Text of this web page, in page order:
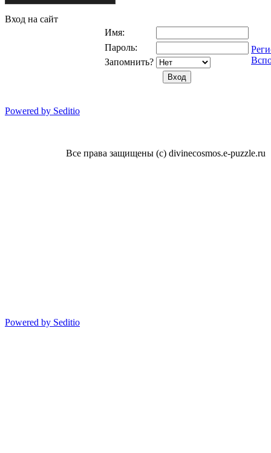
Вход на сайт
Имя:
Пароль:
Запомнить?
Powered by Seditio
Все права защищены (с) divinecosmos.e-puzzle.ru
Powered by Seditio